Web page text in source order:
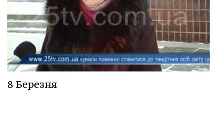
8 Березня